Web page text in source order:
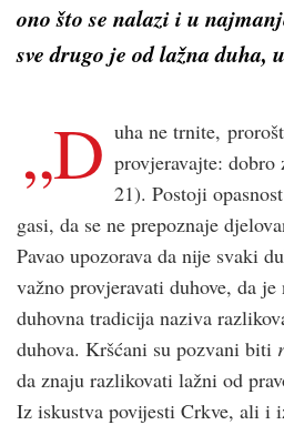
ono što se nalazi i u
sve drugo je od lažna duha,
„D uha ne trnite,
provjeravajte:
21). Postoji
gasi, da se ne prepoznaje
Pavao upozorava da nije svaki
važno provjeravati duhove, da je
duhovna tradicija naziva
duhova. Kršćani su pozvani biti
da znaju razlikovati lažni od
Iz iskustva povijesti Crkve, ali i